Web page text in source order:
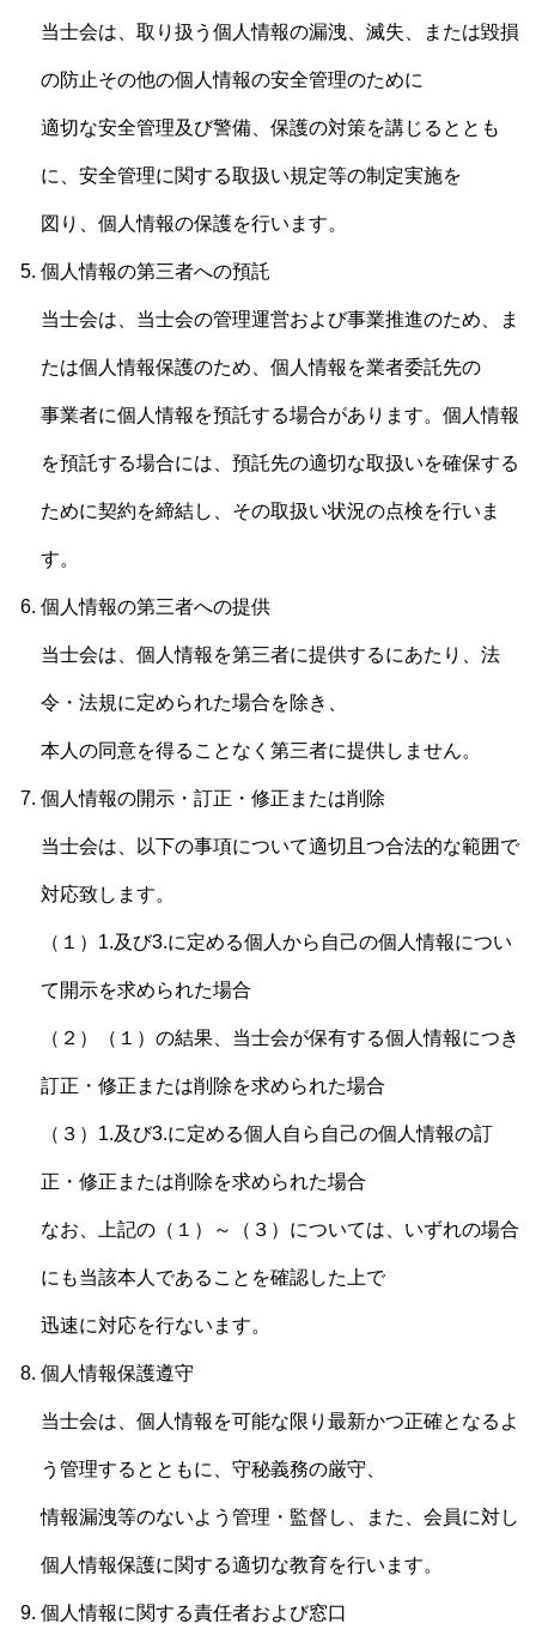
当士会は、取り扱う個人情報の漏洩、滅失、または毀損
の防止その他の個人情報の安全管理のために
適切な安全管理及び警備、保護の対策を講じるととも
に、安全管理に関する取扱い規定等の制定実施を
図り、個人情報の保護を行います。
個人情報の第三者への預託
当士会は、当士会の管理運営および事業推進のため、ま
たは個人情報保護のため、個人情報を業者委託先の
事業者に個人情報を預託する場合があります。個人情報
を預託する場合には、預託先の適切な取扱いを確保する
ために契約を締結し、その取扱い状況の点検を行いま
す。
個人情報の第三者への提供
当士会は、個人情報を第三者に提供するにあたり、法
令・法規に定められた場合を除き、
本人の同意を得ることなく第三者に提供しません。
個人情報の開示・訂正・修正または削除
当士会は、以下の事項について適切且つ合法的な範囲で
対応致します。
（１）1.及び3.に定める個人から自己の個人情報につい
て開示を求められた場合
（２）（１）の結果、当士会が保有する個人情報につき
訂正・修正または削除を求められた場合
（３）1.及び3.に定める個人自ら自己の個人情報の訂
正・修正または削除を求められた場合
なお、上記の（１）～（３）については、いずれの場合
にも当該本人であることを確認した上で
迅速に対応を行ないます。
個人情報保護遵守
当士会は、個人情報を可能な限り最新かつ正確となるよ
う管理するとともに、守秘義務の厳守、
情報漏洩等のないよう管理・監督し、また、会員に対し
個人情報保護に関する適切な教育を行います。
個人情報に関する責任者および窓口